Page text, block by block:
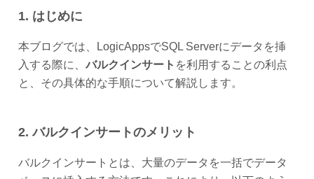
1. はじめに
本ブログでは、LogicAppsでSQL Serverにデータを挿
入する際に、 バルクインサート を利用することの利点
と、その具体的な手順について解説します。
2. バルクインサートのメリット
バルクインサートとは、大量のデータを一括でデータ